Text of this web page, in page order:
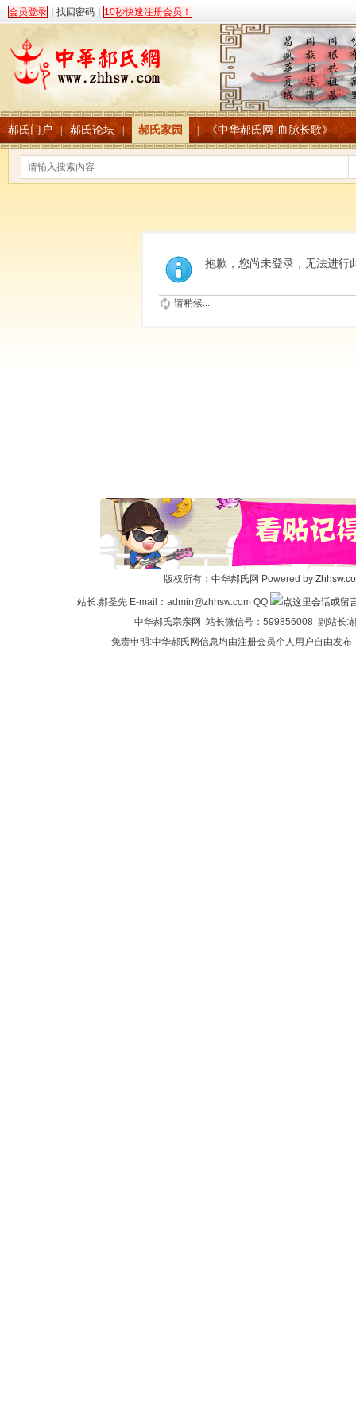
会员登录 找回密码 10秒快速注册会员！
郝氏门户 | 郝氏论坛 | 郝氏家园 《中华郝氏网·血脉长歌》
抱歉，您尚未登录，无法进行
请稍候...
版权所有： 中华郝氏网 Powered by
站长:郝圣先 E-mail：admin@zhhsw.com QQ
中华郝氏宗亲网 站长微信号：599856008 副站长:
免责申明:中华郝氏网信息均由注册会员个人用户自由发